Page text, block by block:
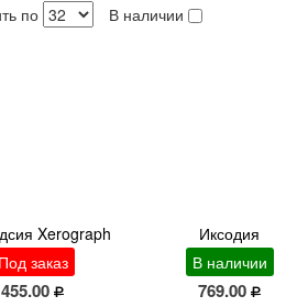
по В наличии
Xerograph
Под заказ
455.00
Иксодия
В наличии
769.00